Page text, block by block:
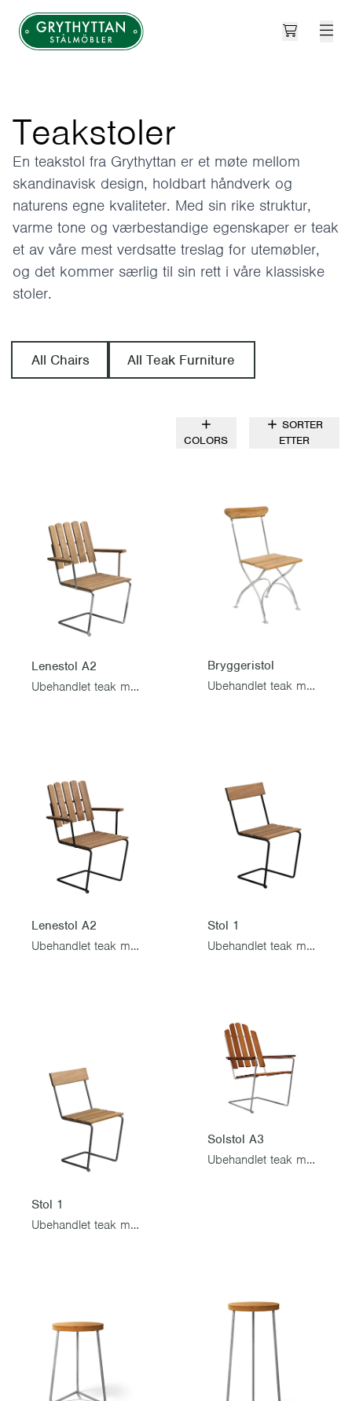
Open
Teakstoler
En teakstol fra Grythyttan er et møte mellom
skandinavisk design, holdbart håndverk og
naturens egne kvaliteter. Med sin rike struktur,
varme tone og værbestandige egenskaper er teak
et av våre mest verdsatte treslag for utemøbler,
og det kommer særlig til sin rett i våre klassiske
stoler.
All Chairs All Teak Furniture
COLORS
SORTER
ETTER
Lenestol A2
Ubehandlet teak med varmgalvanisert stativ
Bryggeristol
Ubehandlet teak med varmgalvanisert stativ
Lenestol A2
Ubehandlet teak med svart stativ
Stol 1
Ubehandlet teak med svart stativ
Stol 1
Ubehandlet teak med varmgalvanisert stativ
Solstol A3
Ubehandlet teak med varmgalvanisert stativ